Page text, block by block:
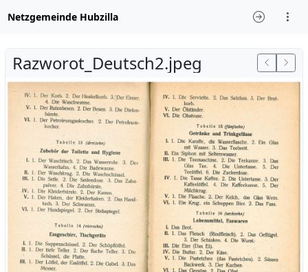
Netzgemeinde Hubzilla
Razworot_Deutsch2.jpeg